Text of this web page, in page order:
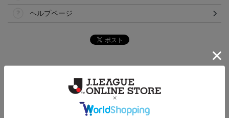
ヘルプページ
チームマスコットグッズは、サポーターやファン必
見！今すぐチェックしてみてください！